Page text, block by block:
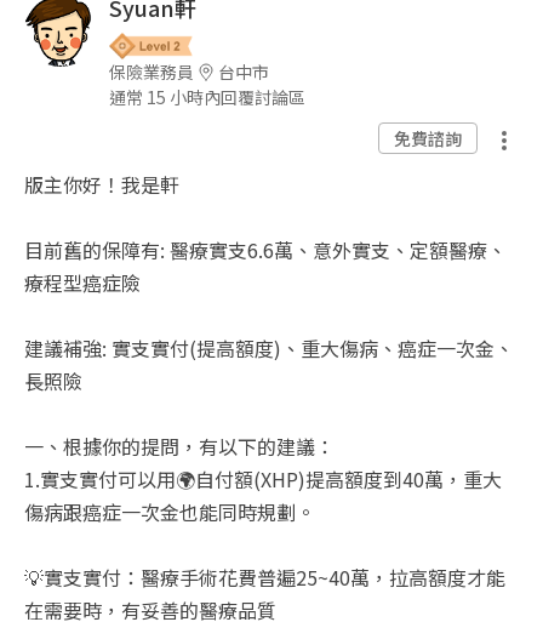
Syuan軒
保險業務員
台中市
通常 15 小時內回覆討論區
免費諮詢
版主你好！我是軒
目前舊的保障有: 醫療實支6.6萬、意外實支、定額醫療、
療程型癌症險
建議補強: 實支實付(提高額度)、重大傷病、癌症一次金、
長照險
一、根據你的提問，有以下的建議：
1.實支實付可以用🌍自付額(XHP)提高額度到40萬，重大
傷病跟癌症一次金也能同時規劃。
💡實支實付：醫療手術花費普遍25~40萬，拉高額度才能
在需要時，有妥善的醫療品質